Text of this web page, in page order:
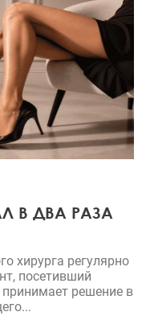
В ДВА РАЗА
хирурга регулярно
посетивший
решение в